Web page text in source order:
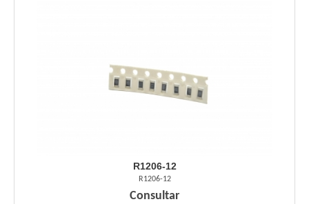
R1206-12
R1206-12
Consultar